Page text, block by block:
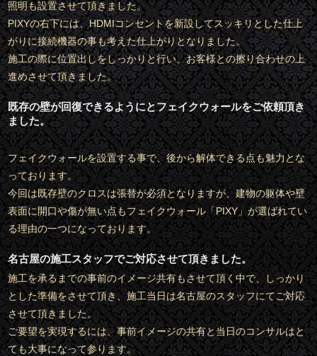
照明も設置させて頂きました。
PIXYの右下には、HDMIコンセントを新設してスッキリとした仕上
がりに接続機器の事も考えた仕上がりとなりました。
施工の際に位置出しをしっかりと行い、お客様との擦り合わせの上
進めさせて頂きました。
既存の壁が回復できるようにとフェイクウォールをご依頼頂き
ました。
フェイクウォールを設置する事で、後から解体できる点も魅力とな
っております。
今回は既存壁のクロスは張替が必須となりますが、建物の躯体や壁
表面に開口や傷が無い点もフェイクウォール「PIXY」が選ばれてい
る理由の一つになっております。
名古屋の施工スタッフでご対応させて頂きました。
施工を承るまでの事前のイメージ共有もさせて頂く中で、しっかり
とした準備をさせて頂き、施工当日は名古屋のスタッフにてご対応
させて頂きました。
ご要望を実現するには、事前イメージの共有と当日のコンサルはと
ても大事になって参ります。